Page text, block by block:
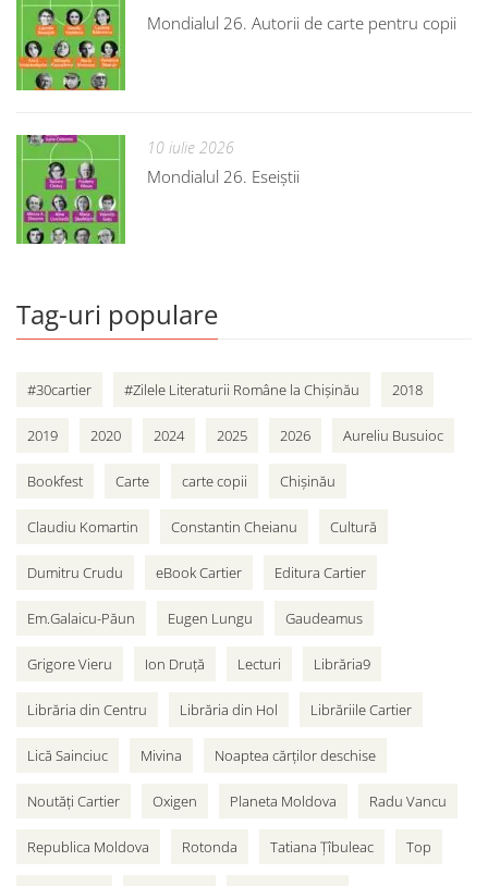
Mondialul 26. Autorii de carte pentru copii
10 iulie 2026
Mondialul 26. Eseiștii
Tag-uri populare
#30cartier #Zilele Literaturii Române la Chișinău 2018
2019 2020 2024 2025 2026 Aureliu Busuioc
Bookfest Carte carte copii Chișinău
Claudiu Komartin Constantin Cheianu Cultură
Dumitru Crudu eBook Cartier Editura Cartier
Em.Galaicu-Păun Eugen Lungu Gaudeamus
Grigore Vieru Ion Druță Lecturi Librăria9
Librăria din Centru Librăria din Hol Librăriile Cartier
Lică Sainciuc Mivina Noaptea cărților deschise
Noutăți Cartier Oxigen Planeta Moldova Radu Vancu
Republica Moldova Rotonda Tatiana Țîbuleac Top